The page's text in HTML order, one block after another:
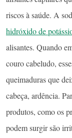
riscos à saúde. A
hidróxido de
alisantes. Quando
couro cabeludo,
queimaduras que
cabeça, ardência.
produtos, como os
podem surgir são